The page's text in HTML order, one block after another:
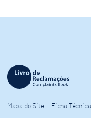
Mapa do Site Ficha Técnica